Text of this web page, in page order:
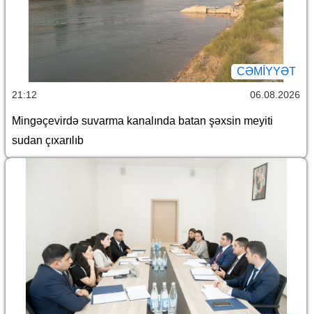
CƏMİYYƏT
21:12 06.08.2026
Mingəçevirdə suvarma kanalında batan şəxsin meyiti
sudan çıxarılıb